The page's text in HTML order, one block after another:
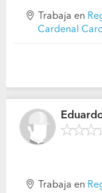
Trabaja en
Cardenal
Trabaja en